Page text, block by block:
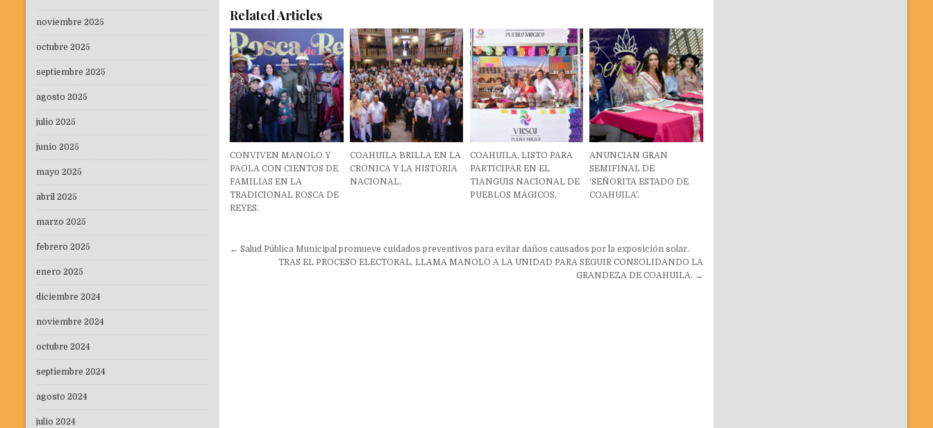
Related Articles
CONVIVEN MANOLO Y
PAOLA CON CIENTOS DE
FAMILIAS EN LA
TRADICIONAL ROSCA DE
REYES.
COAHUILA BRILLA EN LA
CRÓNICA Y LA HISTORIA
NACIONAL.
COAHUILA, LISTO PARA
PARTICIPAR EN EL
TIANGUIS NACIONAL DE
PUEBLOS MÁGICOS.
ANUNCIAN GRAN
SEMIFINAL DE
‘SEÑORITA ESTADO DE
COAHUILA’.
Navegación
← Salud Pública Municipal promueve cuidados preventivos para evitar daños causados por la exposición solar.
TRAS EL PROCESO ELECTORAL, LLAMA MANOLO A LA UNIDAD PARA SEGUIR CONSOLIDANDO LA
GRANDEZA DE COAHUILA. →
noviembre 2025
octubre 2025
septiembre 2025
agosto 2025
julio 2025
junio 2025
mayo 2025
abril 2025
marzo 2025
febrero 2025
enero 2025
diciembre 2024
noviembre 2024
octubre 2024
septiembre 2024
agosto 2024
julio 2024